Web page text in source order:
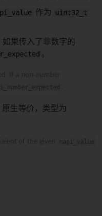
作为
uint32_t
如果传入了非数字的
。
原生等价，类型为